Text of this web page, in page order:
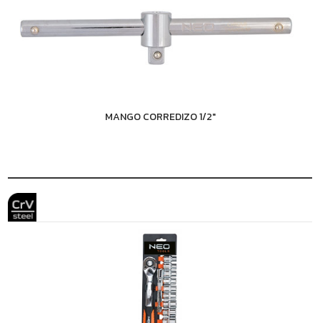
MANGO CORREDIZO 1/2"